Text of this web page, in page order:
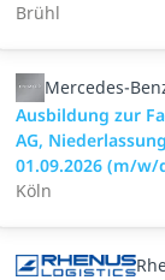
Brühl
Mercedes-
Ausbildung zur
AG,
01.09.2026 (m/w/
Köln